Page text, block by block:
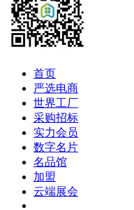
首页
严选电商
世界工厂
采购招标
实力会员
数字名片
名品馆
加盟
云端展会